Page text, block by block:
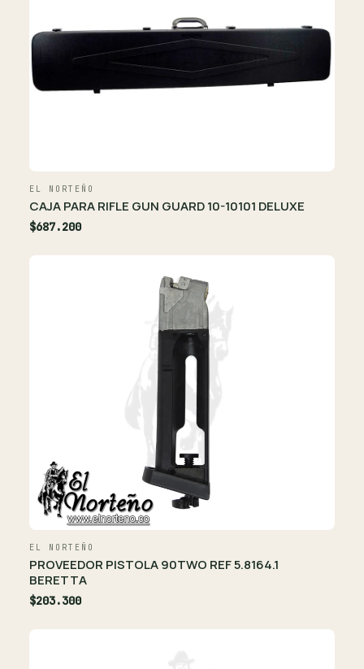
EL NORTEÑO
CAJA PARA RIFLE GUN GUARD 10-10101 DELUXE
$687.200
EL NORTEÑO
PROVEEDOR PISTOLA 90TWO REF 5.8164.1
BERETTA
$203.300